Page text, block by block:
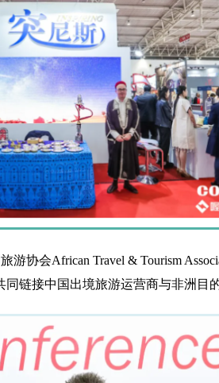
游协会African Travel & Tourism
链接中国出境旅游运营商与非洲目